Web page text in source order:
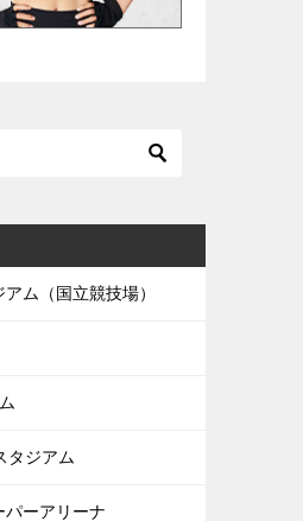
ム（国立競技場）
タジアム
パーアリーナ